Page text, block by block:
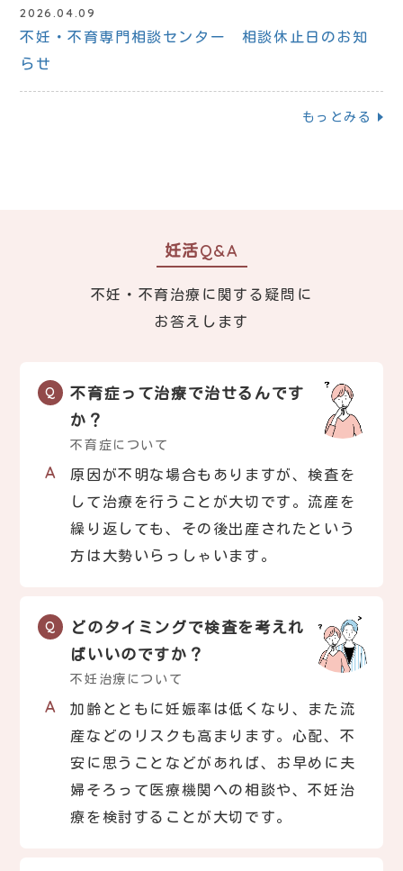
2026.04.09
不妊・不育専門相談センター 相談休止日のお知
らせ
もっとみる
妊活Q&A
不妊・不育治療に関する疑問に
お答えします
不育症って治療で治せるんです
か？
不育症について
原因が不明な場合もありますが、検査を
して治療を行うことが大切です。流産を
繰り返しても、その後出産されたという
方は大勢いらっしゃいます。
どのタイミングで検査を考えれ
ばいいのですか？
不妊治療について
加齢とともに妊娠率は低くなり、また流
産などのリスクも高まります。心配、不
安に思うことなどがあれば、お早めに夫
婦そろって医療機関への相談や、不妊治
療を検討することが大切です。